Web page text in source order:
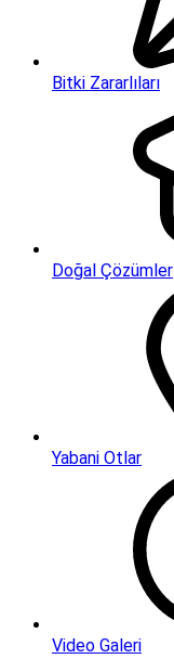
Bitki Zararlıları
Doğal Çözümler
Yabani Otlar
Video Galeri